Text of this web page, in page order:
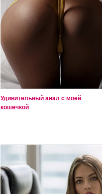
Удивительный анал с моей
кошечкой